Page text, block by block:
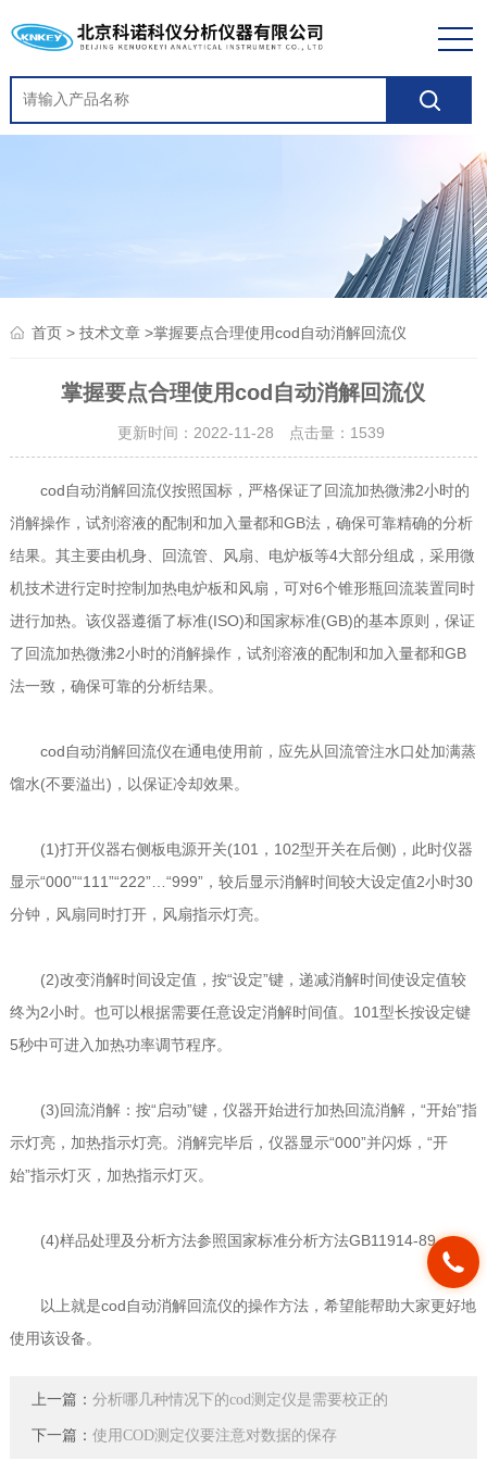
首页> 技术文章>掌握要点合理使用cod自动消解回流仪
掌握要点合理使用cod自动消解回流仪
更新时间：2022-11-28 点击量： 1539
cod自动消解回流仪按照国标，严格保证了回流加热微沸2小时的
消解操作，试剂溶液的配制和加入量都和GB法，确保可靠精确的分析
结果。其主要由机身、回流管、风扇、电炉板等4大部分组成，采用微
机技术进行定时控制加热电炉板和风扇，可对6个锥形瓶回流装置同时
进行加热。该仪器遵循了标准(ISO)和国家标准(GB)的基本原则，保证
了回流加热微沸2小时的消解操作，试剂溶液的配制和加入量都和GB
法一致，确保可靠的分析结果。
cod自动消解回流仪在通电使用前，应先从回流管注水口处加满蒸
馏水(不要溢出)，以保证冷却效果。
(1)打开仪器右侧板电源开关(101，102型开关在后侧)，此时仪器
显示“000”“111”“222”…“999”，较后显示消解时间较大设定值2小时30
分钟，风扇同时打开，风扇指示灯亮。
(2)改变消解时间设定值，按“设定”键，递减消解时间使设定值较
终为2小时。也可以根据需要任意设定消解时间值。101型长按设定键
5秒中可进入加热功率调节程序。
(3)回流消解：按“启动”键，仪器开始进行加热回流消解，“开始”指
示灯亮，加热指示灯亮。消解完毕后，仪器显示“000”并闪烁，“开
始”指示灯灭，加热指示灯灭。
(4)样品处理及分析方法参照国家标准分析方法GB11914-89。
以上就是cod自动消解回流仪的操作方法，希望能帮助大家更好地
使用该设备。
上一篇： 分析哪几种情况下的cod测定仪是需要校正的
下一篇： 使用COD测定仪要注意对数据的保存